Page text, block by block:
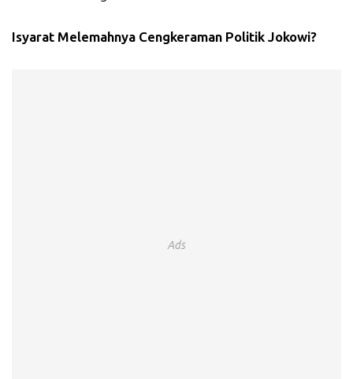
Isyarat Melemahnya Cengkeraman Politik Jokowi?
Ads